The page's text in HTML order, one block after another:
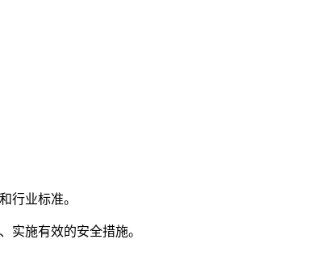
行业标准。
施有效的安全措施。